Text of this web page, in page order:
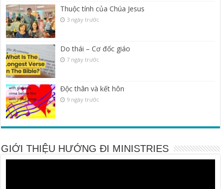
Thuộc tính của Chúa Jesus
3 ngày trước
Do thái – Cơ đốc giáo
7 ngày trước
Độc thân và kết hôn
9 ngày trước
GIỚI THIỆU HƯỚNG ĐI MINISTRIES